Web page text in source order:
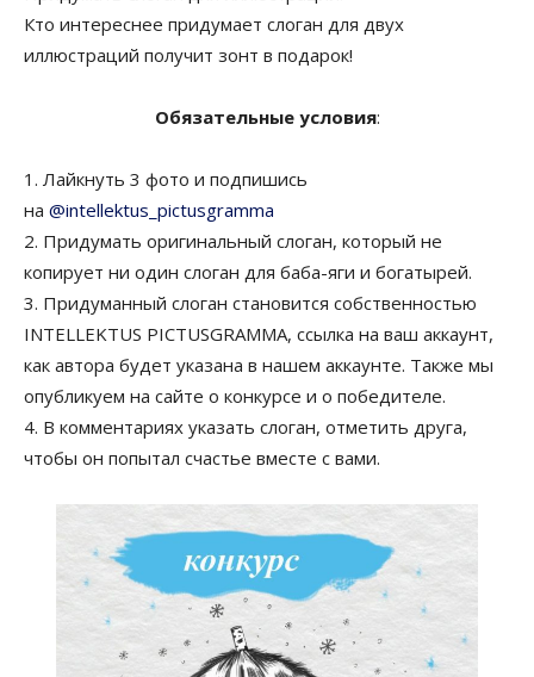
Кто интереснее придумает слоган для двух
иллюстраций получит зонт в подарок!
Обязательные условия:
1. Лайкнуть 3 фото и подпишись
на @intellektus_pictusgramma
2. Придумать оригинальный слоган, который не
копирует ни один слоган для баба-яги и богатырей.
3. Придуманный слоган становится собственностью
INTELLEKTUS PICTUSGRAMMA, ссылка на ваш аккаунт,
как автора будет указана в нашем аккаунте. Также мы
опубликуем на сайте о конкурсе и о победителе.
4. В комментариях указать слоган, отметить друга,
чтобы он попытал счастье вместе с вами.